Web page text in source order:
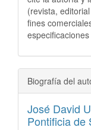
(revista,
fines
Biografía del
José David
Pontificia de